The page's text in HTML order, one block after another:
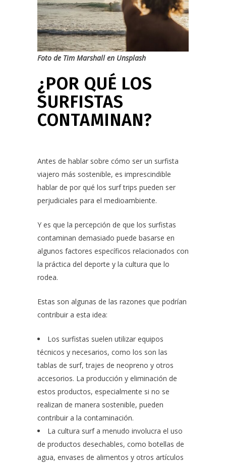
Foto de Tim Marshallen Unsplash
¿POR QUÉ LOS
SURFISTAS
CONTAMINAN?
Antes de hablar sobre cómo ser un surfista
viajero más sostenible, es imprescindible
hablar de por qué los surf trips pueden ser
perjudiciales para el medioambiente.
Y es que la percepción de que los surfistas
contaminan demasiado puede basarse en
algunos factores específicos relacionados con
la práctica del deporte y la cultura que lo
rodea.
Estas son algunas de las razones que podrían
contribuir a esta idea:
Los surfistas suelen utilizar equipos
técnicos y necesarios, como los son las
tablas de surf, trajes de neopreno y otros
accesorios. La producción y eliminación de
estos productos, especialmente si no se
realizan de manera sostenible, pueden
contribuir a la contaminación.
La cultura surf a menudo involucra el uso
de productos desechables, como botellas de
agua, envases de alimentos y otros artículos